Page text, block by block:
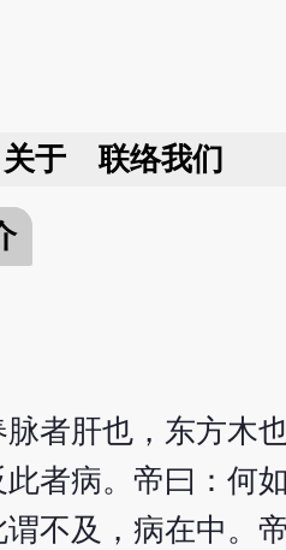
关于 联络我们
者肝也，东方木
者病。帝曰：何
不及，病在中。